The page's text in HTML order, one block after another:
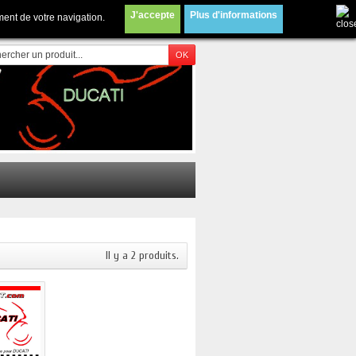
Contactez-nous
de votre navigation. J'accepte Plus d'informations
Il y a 2 produits.